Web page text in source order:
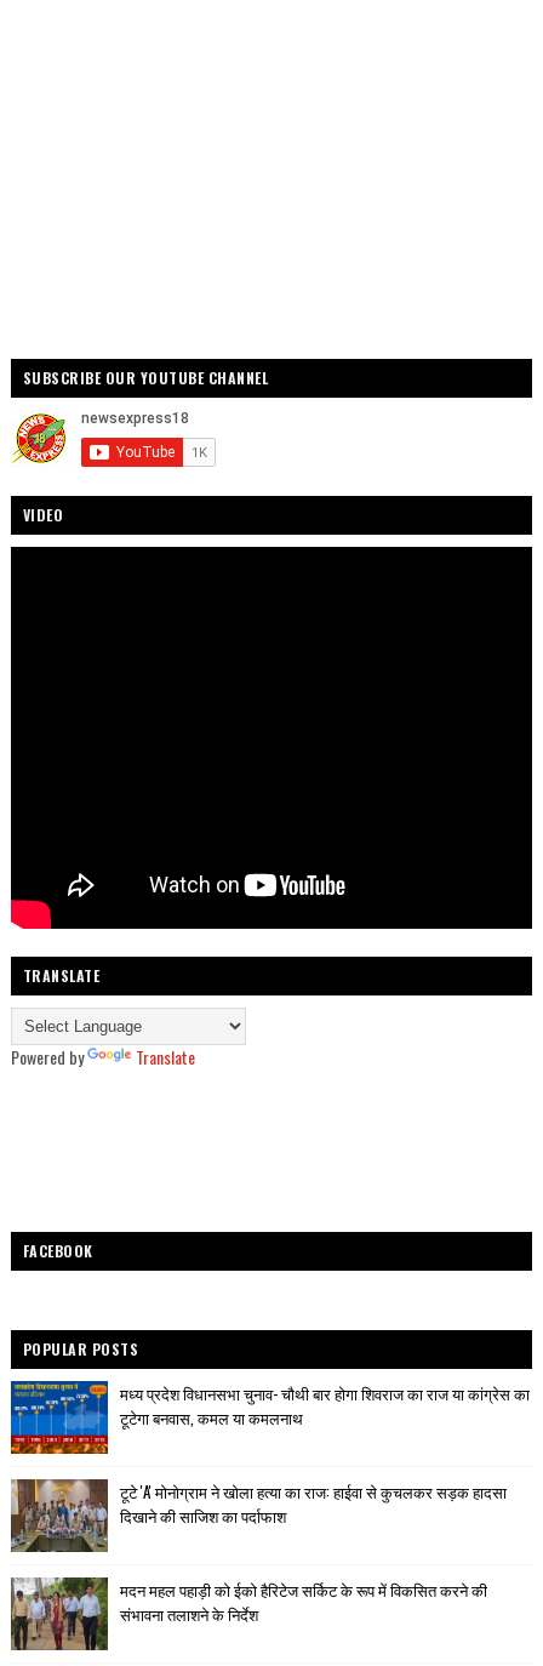
SUBSCRIBE OUR YOUTUBE CHANNEL
VIDEO
TRANSLATE
Powered by Translate
FACEBOOK
POPULAR POSTS
मध्य प्रदेश विधानसभा चुनाव- चौथी बार होगा शिवराज का राज या कांग्रेस का
टूटेगा बनवास, कमल या कमलनाथ
टूटे 'A' मोनोग्राम ने खोला हत्या का राज: हाईवा से कुचलकर सड़क हादसा
दिखाने की साजिश का पर्दाफाश
मदन महल पहाड़ी को ईको हैरिटेज सर्किट के रूप में विकसित करने की
संभावना तलाशने के निर्देश